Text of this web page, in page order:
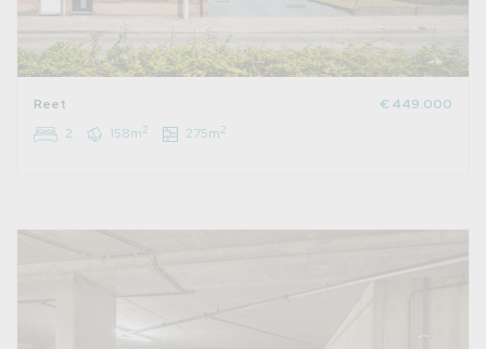
Reet
€ 449.000
2
158m2 275m2